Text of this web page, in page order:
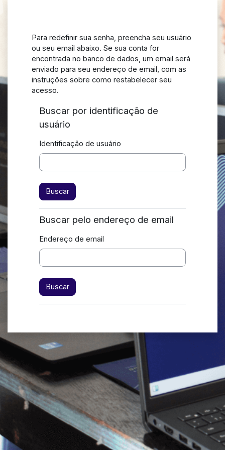
Para redefinir sua senha, preencha seu usuário
ou seu email abaixo. Se sua conta for
encontrada no banco de dados, um email será
enviado para seu endereço de email, com as
instruções sobre como restabelecer seu
acesso.
Buscar por identificação de
usuário
Identificação de usuário
Buscar pelo endereço de email
Endereço de email